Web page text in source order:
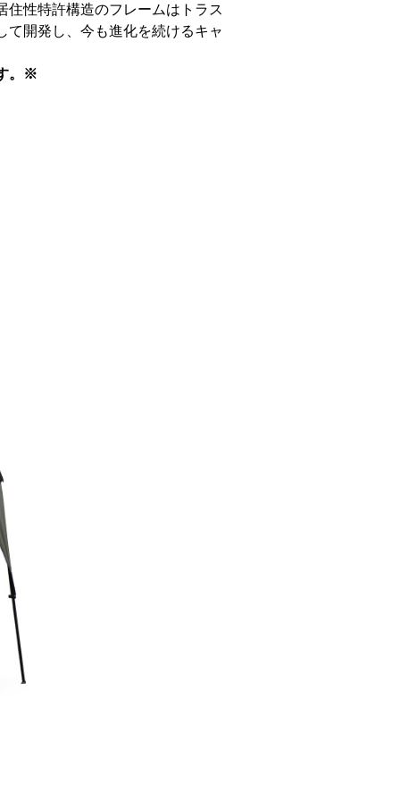
住性特許構造のフレームはトラス
て開発し、今も進化を続けるキャ
。※